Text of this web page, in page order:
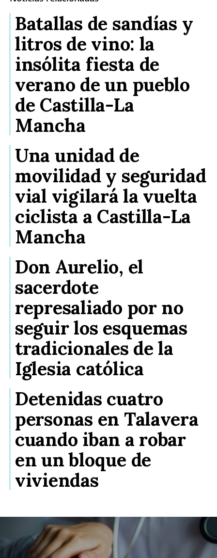
Batallas de sandías y
litros de vino: la
insólita fiesta de
verano de un pueblo
de Castilla-La
Mancha
Una unidad de
movilidad y seguridad
vial vigilará la vuelta
ciclista a Castilla-La
Mancha
Don Aurelio, el
sacerdote
represaliado por no
seguir los esquemas
tradicionales de la
Iglesia católica
Detenidas cuatro
personas en Talavera
cuando iban a robar
en un bloque de
viviendas